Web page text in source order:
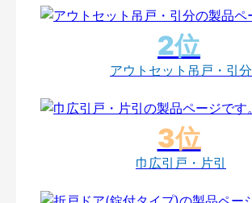
アウトセット吊戸・引分
巾広引戸・片引